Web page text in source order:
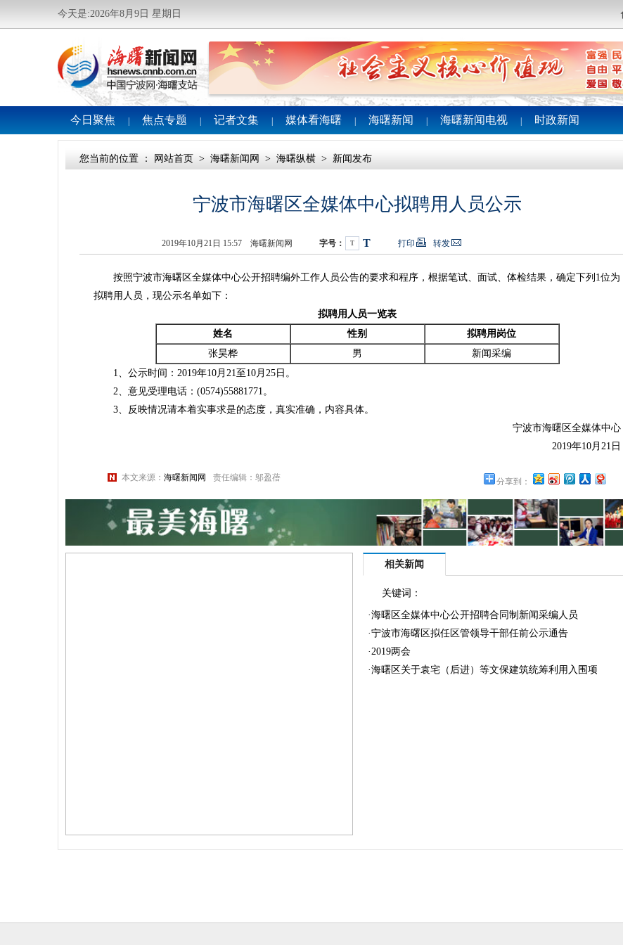
今天是:2026年8月9日 星期日
今日聚焦 焦点专题 记者文集 媒体看海曙 海曙新闻 海曙新闻电视 时政新闻
您当前的位置 ： 网站首页 > 海曙新闻网 > 海曙纵横 > 新闻发布
宁波市海曙区全媒体中心拟聘用人员公示
2019年10月21日 15:57 海曙新闻网 字号： T T 打印 转发
按照宁波市海曙区全媒体中心公开招聘编外工作人员公告的要求和程序，根据笔试、面试、体检结果，确定下列1位为
拟聘用人员，现公示名单如下：
拟聘用人员一览表
姓名
性别
拟聘用岗位
张昊桦
男
新闻采编
1、公示时间：2019年10月21至10月25日。
2、意见受理电话：(0574)55881771。
3、反映情况请本着实事求是的态度，真实准确，内容具体。
宁波市海曙区全媒体中心
2019年10月21日
本文来源： 海曙新闻网 责任编辑：邬盈蓓 分享到：
相关新闻
关键词：
·海曙区全媒体中心公开招聘合同制新闻采编人员
·宁波市海曙区拟任区管领导干部任前公示通告
·2019两会
·海曙区关于袁宅（后进）等文保建筑统筹利用入围项目公示